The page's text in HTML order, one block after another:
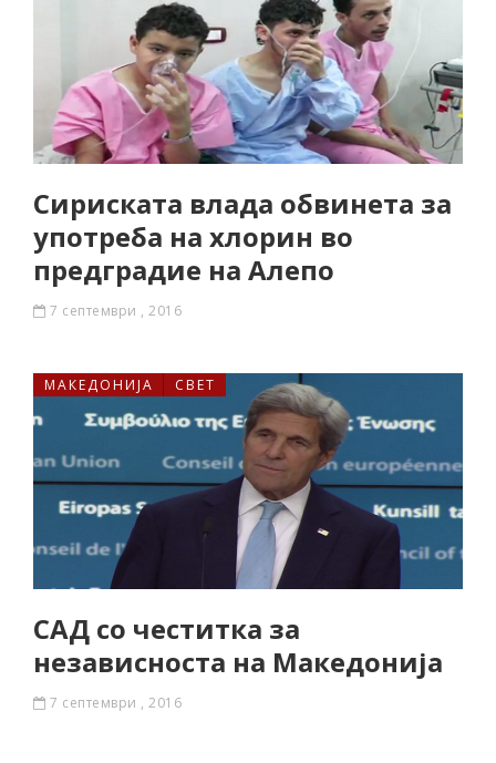
Сириската влада обвинета за
употреба на хлорин во
предградие на Алепо
7 септември , 2016
МАКЕДОНИЈА СВЕТ
САД со честитка за
независноста на Македонија
7 септември , 2016